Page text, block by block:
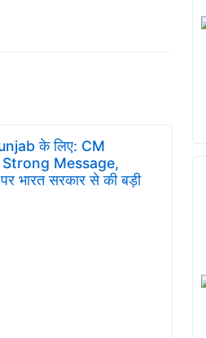
के लिए: CM
Message,
भारत सरकार से की बड़ी